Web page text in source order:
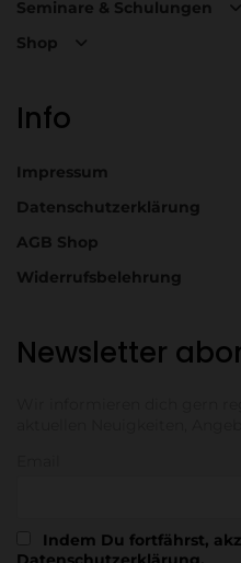
Seminare & Schulungen
Shop
Info
Impressum
Datenschutzerklärung
AGB Shop
Widerrufsbelehrung
Newsletter
Indem Du fortfährst,